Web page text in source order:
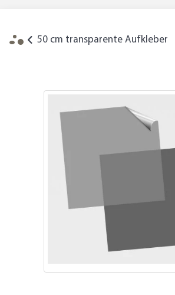
50 cm transparente Aufkleber